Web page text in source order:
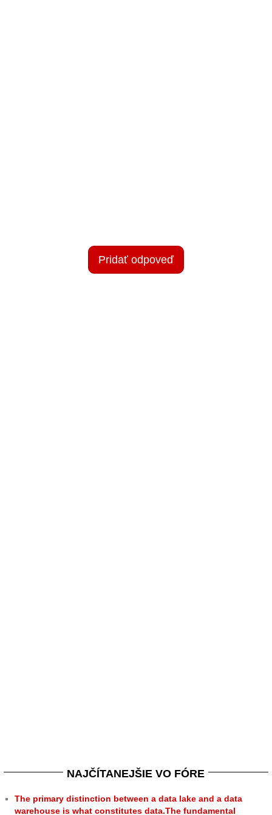
Pridať odpoveď
NAJČÍTANEJŠIE VO FÓRE
The primary distinction between a data lake and a data
warehouse is what constitutes data.The fundamental